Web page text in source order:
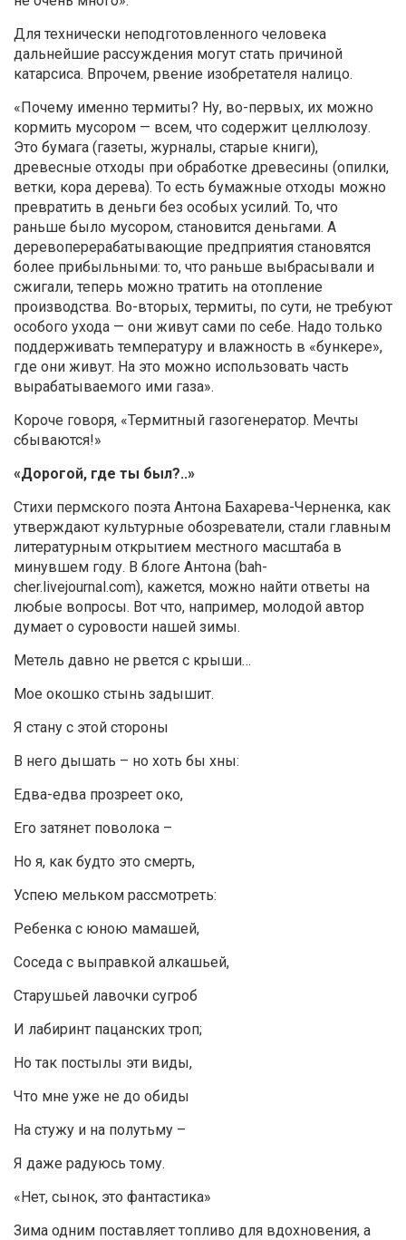
Для технически неподготовленного человека
дальнейшие рассуждения могут стать причиной
катарсиса. Впрочем, рвение изобретателя налицо.
«Почему именно термиты? Ну, во-первых, их можно
кормить мусором — всем, что содержит целлюлозу.
Это бумага (газеты, журналы, старые книги),
древесные отходы при обработке древесины (опилки,
ветки, кора дерева). То есть бумажные отходы можно
превратить в деньги без особых усилий. То, что
раньше было мусором, становится деньгами. А
деревоперерабатывающие предприятия становятся
более прибыльными: то, что раньше выбрасывали и
сжигали, теперь можно тратить на отопление
производства. Во-вторых, термиты, по сути, не требуют
особого ухода — они живут сами по себе. Надо только
поддерживать температуру и влажность в «бункере»,
где они живут. На это можно использовать часть
вырабатываемого ими газа».
Короче говоря, «Термитный газогенератор. Мечты
сбываются!»
«Дорогой, где ты был?..»
Стихи пермского поэта Антона Бахарева-Черненка, как
утверждают культурные обозреватели, стали главным
литературным открытием местного масштаба в
минувшем году. В блоге Антона (bah-
cher.livejournal.com), кажется, можно найти ответы на
любые вопросы. Вот что, например, молодой автор
думает о суровости нашей зимы.
Метель давно не рвется с крыши…
Мое окошко стынь задышит.
Я стану с этой стороны
В него дышать – но хоть бы хны:
Едва-едва прозреет око,
Его затянет поволока –
Но я, как будто это смерть,
Успею мельком рассмотреть:
Ребенка с юною мамашей,
Соседа с выправкой алкашьей,
Старушьей лавочки сугроб
И лабиринт пацанских троп;
Но так постылы эти виды,
Что мне уже не до обиды
На стужу и на полутьму –
Я даже радуюсь тому.
«Нет, сынок, это фантастика»
Зима одним поставляет топливо для вдохновения, а